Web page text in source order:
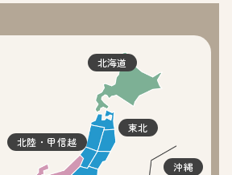
北海道
東北
北陸・甲信越
沖縄